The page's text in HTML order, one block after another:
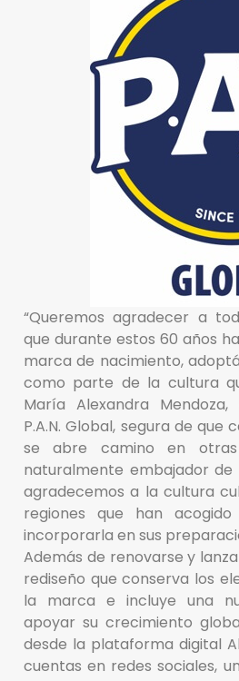
“Queremos agradecer a
que durante estos 60 años
marca de nacimiento,
como parte de la cultura
María Alexandra
P.A.N. Global, segura de que
se abre camino en
naturalmente embajador de
agradecemos a la cultura
regiones que han
incorporarla en sus
Además de renovarse y
rediseño que conserva los
la marca e incluye una
apoyar su crecimiento
desde la plataforma digital
cuentas en redes sociales,